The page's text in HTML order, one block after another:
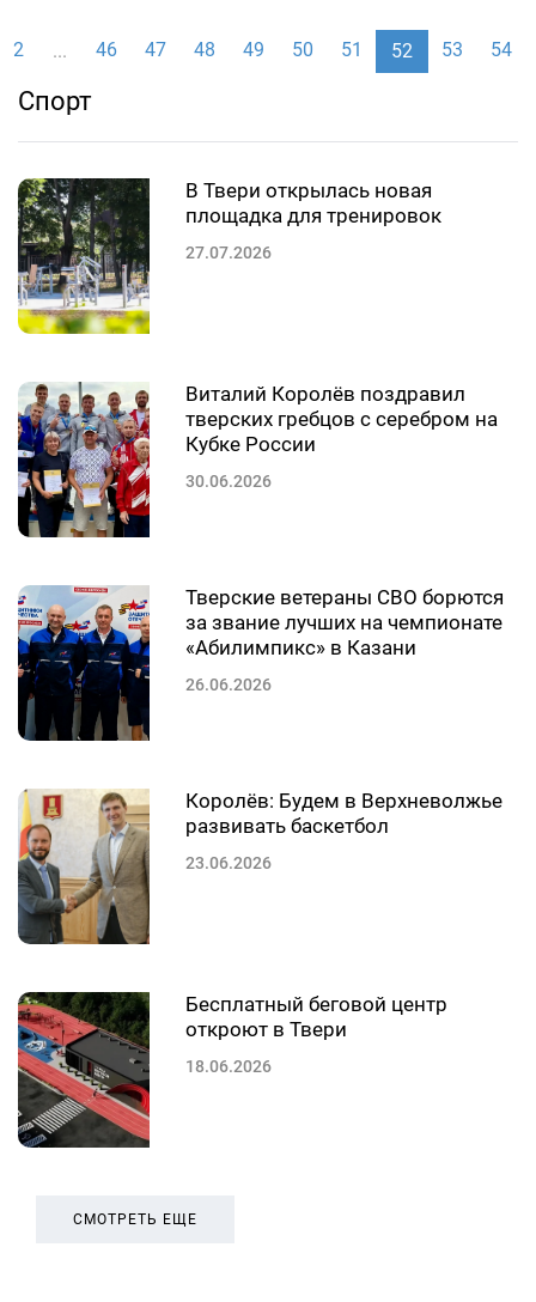
2 ... 46 47 48 49 50 51 52 53 54
Спорт
В Твери открылась новая
площадка для тренировок
27.07.2026
Виталий Королёв поздравил
тверских гребцов с серебром на
Кубке России
30.06.2026
Тверские ветераны СВО борются
за звание лучших на чемпионате
«Абилимпикс» в Казани
26.06.2026
Королёв: Будем в Верхневолжье
развивать баскетбол
23.06.2026
Бесплатный беговой центр
откроют в Твери
18.06.2026
СМОТРЕТЬ ЕЩЕ